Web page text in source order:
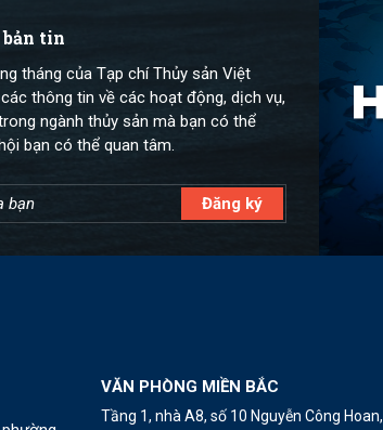
tin
tháng của Tạp chí Thủy sản Việt
thông tin về các hoạt động, dịch vụ,
ngành thủy sản mà bạn có thể
bạn có thể quan tâm.
VĂN PHÒNG MIỀN BẮC
Tầng 1, nhà A8, số 10 Nguyễn Công Hoan,